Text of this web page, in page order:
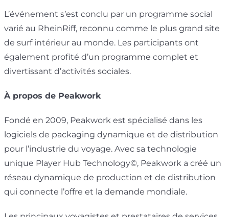
L’événement s’est conclu par un programme social
varié au RheinRiff, reconnu comme le plus grand site
de surf intérieur au monde. Les participants ont
également profité d’un programme complet et
divertissant d’activités sociales.
À propos de Peakwork
Fondé en 2009, Peakwork est spécialisé dans les
logiciels de packaging dynamique et de distribution
pour l’industrie du voyage. Avec sa technologie
unique Player Hub Technology©, Peakwork a créé un
réseau dynamique de production et de distribution
qui connecte l’offre et la demande mondiale.